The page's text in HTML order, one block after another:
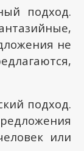
подход.
не
подход.
или